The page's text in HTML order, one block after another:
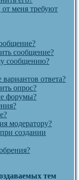
меня требуют
сообщение?
сообщению?
ответа?
опрос?
форумы?
модератору?
создании
тем